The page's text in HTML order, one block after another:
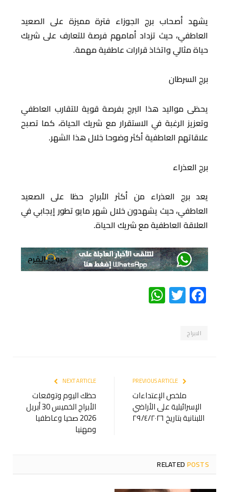
يشهد أصحاب برج الجوزاء فترة مميزة على الصعيد
العاطفي، حيث تزداد أمامهم فرصة للتعارف على شريك
حياة مثالي واتخاذ قرارات عاطفية مهمة.
برج السرطان
يحظى مواليد هذا البرج بفرصة قوية للتقارب العاطفي
وتعزيز الرغبة في الاستقرار مع شريك الحياة، كما تصبح
علاقاتهم العاطفية أكثر وضوحا خلال هذا الشهر.
برج العذراء
يعد برج العذراء من أكثر الأبراج حظا على الصعيد
العاطفي، حيث يشهدون خلال شهر مايو تطور إيجابي في
العلاقة العاطفية مع شريك الحياة.
Facebook
Twitter
WhatsApp
الابراج
ملخص الإعتداءات
الإسرائيلية على الأراضي
اللبنانية بتاريخ ٢٩/٤/٢٠٢٦
NEXT ARTICLE
حظك اليوم وتوقعات
الأبراج الخميس 30 أبريل
2026 صحيا وعاطفيا
ومهنيا
RELATEDPOSTS